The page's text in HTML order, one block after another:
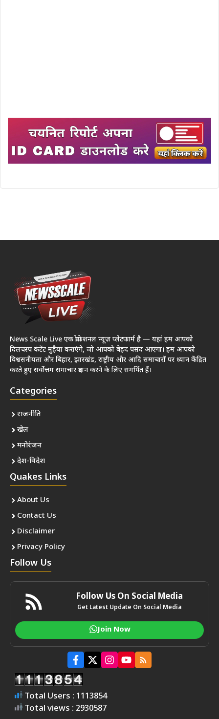
News Scale Live एक प्रोफेशनल न्यूज़ प्लेटफार्म है — यहां हम आपको
दिलचस्प कंटेंट मुहैया कराएंगे, जो आपको बेहद पसंद आएगा। हम आपको
विश्वसनीयता और बिहार, झारखंड, राष्ट्रीय और आदि समाचारों पर ध्यान केंद्रित
करते हुए सर्वोत्तम समाचार प्रदान करने के लिए समर्पित हैं।
Categories
राजनीति
खेल
मनोरंजन
देश-विदेश
Quakes Links
About Us
Contact Us
Disclaimer
Privacy Policy
Follow Us
Follow Us On Social Media
Get Latest Update On Social Media
Join Now
Total Users : 1113854
Total views : 2930587